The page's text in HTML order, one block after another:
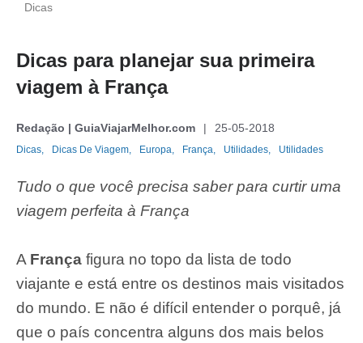
Dicas
Dicas para planejar sua primeira
viagem à França
Redação | GuiaViajarMelhor.com 25-05-2018
Dicas, Dicas De Viagem, Europa, França, Utilidades, Utilidades
Tudo o que você precisa saber para curtir uma
viagem perfeita à França
A França figura no topo da lista de todo
viajante e está entre os destinos mais visitados
do mundo. E não é difícil entender o porquê, já
que o país concentra alguns dos mais belos